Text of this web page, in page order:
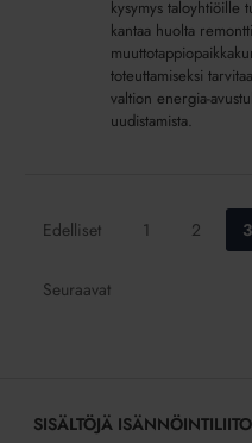
kysymys taloyhtiöille
kantaa huolta
toteuttamiseksi
valtion energia-
uudistamista.
Edelliset
Siirry
1
Siirry
sivulle:
2 3
Seuraavat
SISÄLTÖJÄ